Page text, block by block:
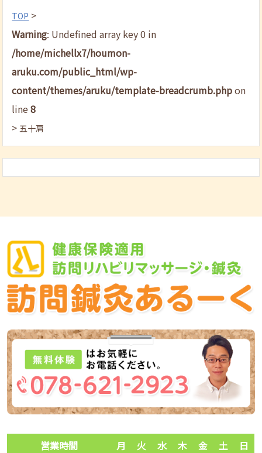
TOP >
Warning: Undefined array key 0 in
/home/michellx7/houmon-
aruku.com/public_html/wp-
content/themes/aruku/template-breadcrumb.phpon
line8
> 五十肩
営業時間 月 火 水 木 金 土 日